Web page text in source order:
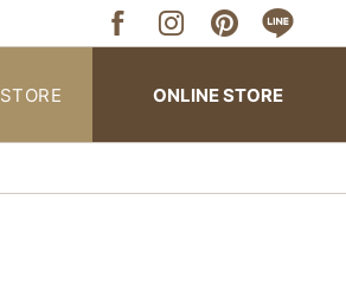
STORE ONLINE STORE